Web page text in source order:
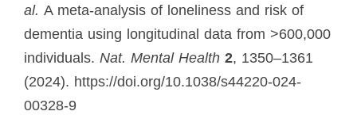
al. A meta-analysis of loneliness and risk of
dementia using longitudinal data from >600,000
individuals. Nat. Mental Health 2, 1350–1361
(2024). https://doi.org/10.1038/s44220-024-
00328-9